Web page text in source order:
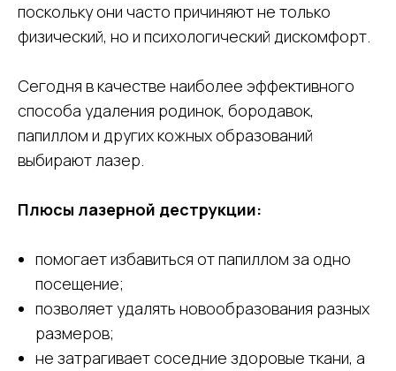
поскольку они часто причиняют не только
физический, но и психологический дискомфорт.
Сегодня в качестве наиболее эффективного
способа удаления родинок, бородавок,
папиллом и других кожных образований
выбирают лазер.
Плюсы лазерной деструкции:
помогает избавиться от папиллом за одно
посещение;
позволяет удалять новообразования разных
размеров;
не затрагивает соседние здоровые ткани, а